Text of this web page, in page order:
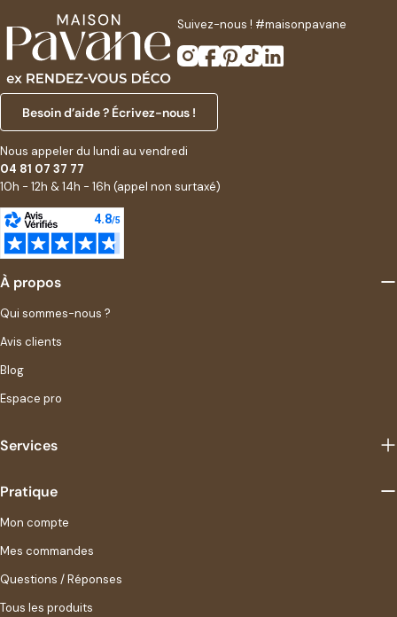
Suivez-nous ! #maisonpavane
Instagram
Facebook
Pinterest
Tik
Tok
Linkedin
Besoin d’aide ? Écrivez-nous !
Nous appeler du lundi au vendredi
04 81 07 37 77
10h - 12h & 14h - 16h (appel non surtaxé)
À propos
Qui sommes-nous ?
Avis clients
Blog
Espace pro
Services
Pratique
Mon compte
Mes commandes
Questions / Réponses
Tous les produits